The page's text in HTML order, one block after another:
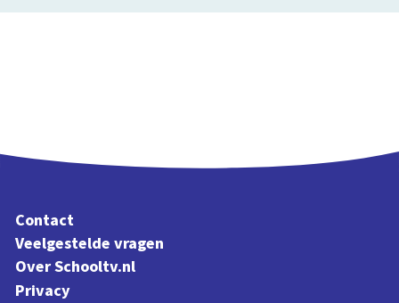
Contact
Veelgestelde vragen
Over Schooltv.nl
Privacy